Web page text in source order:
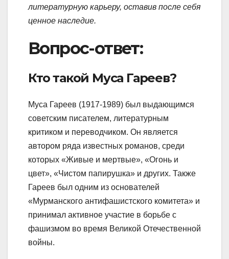
литературную карьеру, оставив после себя
ценное наследие.
Вопрос-ответ:
Кто такой Муса Гареев?
Муса Гареев (1917-1989) был выдающимся
советским писателем, литературным
критиком и переводчиком. Он является
автором ряда известных романов, среди
которых «Живые и мертвые», «Огонь и
цвет», «Чистом папирушка» и других. Также
Гареев был одним из основателей
«Мурманского антифашистского комитета» и
принимал активное участие в борьбе с
фашизмом во время Великой Отечественной
войны.